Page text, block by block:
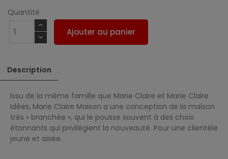
Quantité
Ajouter au panier
Description
Issu de la même famille que Marie Claire et Marie Claire
Idées, Marie Claire Maison a une conception de la maison
très « branchée », qui le pousse souvent à des choix
étonnants qui privilégient la nouveauté. Pour une clientèle
jeune et aisée.